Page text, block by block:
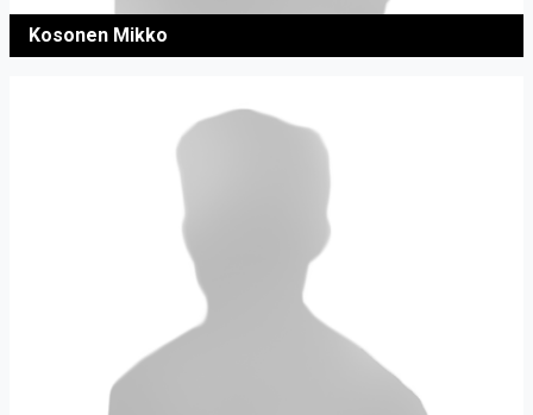
Kosonen Mikko